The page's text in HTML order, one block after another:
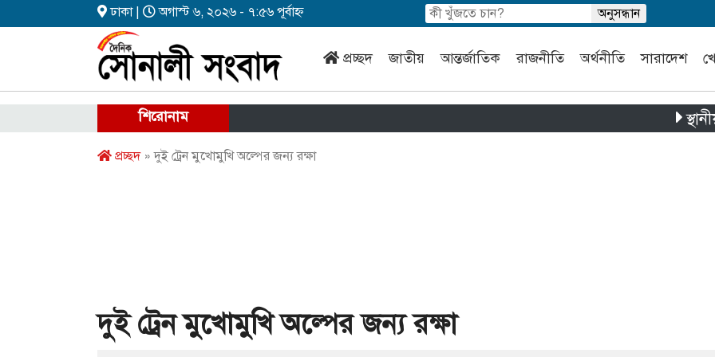
ঢাকা | অগাস্ট ৬, ২০২৬ - ৭:৫৬ পূর্বাহ্ন
প্রচ্ছদ জাতীয় আন্তর্জাতিক রাজনীতি অর্থনীতি সারাদেশ
শিরোনাম স্থানীয়
প্রচ্ছদ» দুই ট্রেন মুখোমুখি অল্পের জন্য রক্ষা
দুই ট্রেন মুখোমুখি অল্পের জন্য রক্ষা